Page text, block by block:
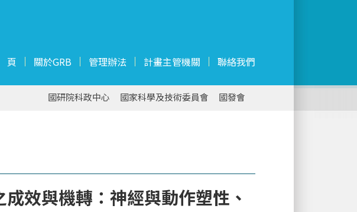
頁 關於GRB 管理辦法 計畫主管機關 聯絡我們
國研院科政中心 國家科學及技術委員會 國發會
效與機轉：神經與動作塑性、